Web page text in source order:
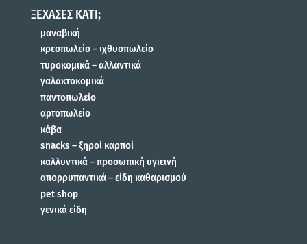
ΞΕΧΑΣΕΣ ΚΑΤΙ;
μαναβική
κρεοπωλείο – ιχθυοπωλείο
τυροκομικά – αλλαντικά
γαλακτοκομικά
παντοπωλείο
αρτοπωλείο
κάβα
snacks – ξηροί καρποί
καλλυντικά – προσωπική υγιεινή
απορρυπαντικά – είδη καθαρισμού
pet shop
γενικά είδη